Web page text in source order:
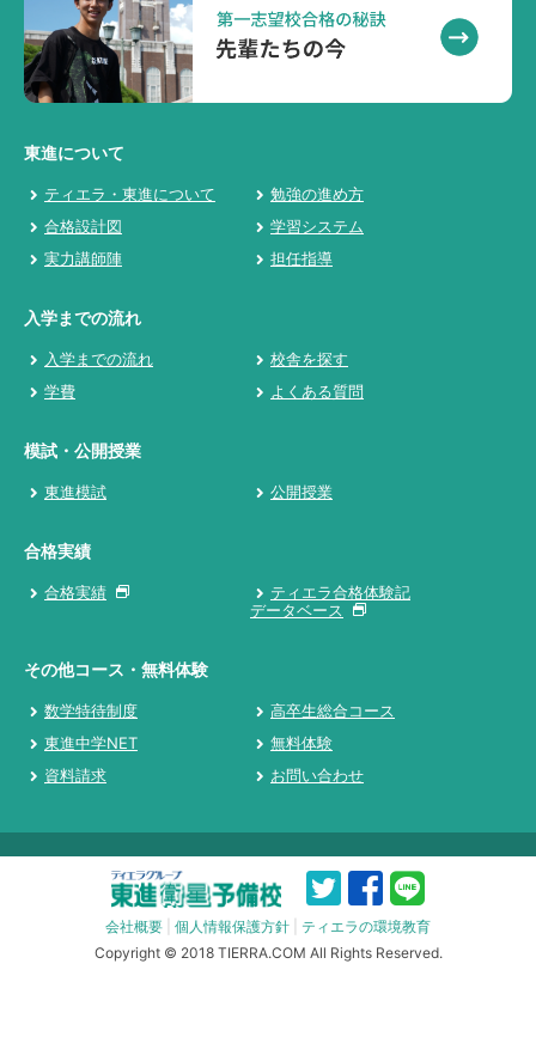
東進について
ティエラ・東進について
勉強の進め方
合格設計図
学習システム
実力講師陣
担任指導
入学までの流れ
入学までの流れ
校舎を探す
学費
よくある質問
模試・公開授業
東進模試 公開授業
合格実績
合格実績
ティエラ合格体験記
データベース
その他コース・無料体験
数学特待制度
高卒生総合コース
東進中学NET
無料体験
資料請求
お問い合わせ
会社概要 個人情報保護方針
ティエラの環境教育
Copyright © 2018 TIERRA.COM All Rights Reserved.